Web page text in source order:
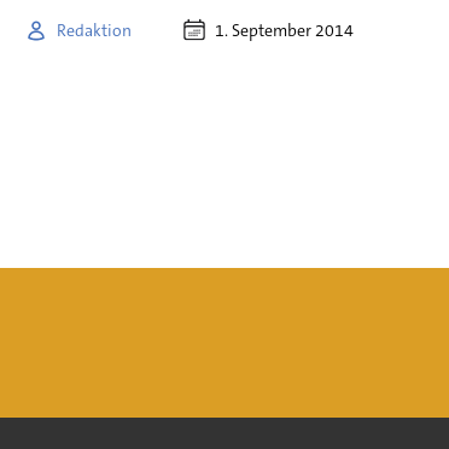
Redaktion 1. September 2014